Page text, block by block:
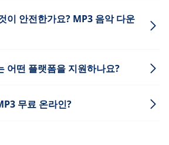
이 안전한가요? MP3 음악 다운
어떤 플랫폼을 지원하나요?
무료 온라인?